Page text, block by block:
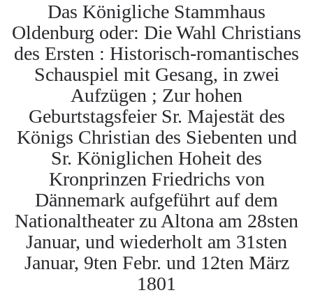
Das Königliche Stammhaus
Oldenburg oder: Die Wahl Christians
des Ersten : Historisch-romantisches
Schauspiel mit Gesang, in zwei
Aufzügen ; Zur hohen
Geburtstagsfeier Sr. Majestät des
Königs Christian des Siebenten und
Sr. Königlichen Hoheit des
Kronprinzen Friedrichs von
Dännemark aufgeführt auf dem
Nationaltheater zu Altona am 28sten
Januar, und wiederholt am 31sten
Januar, 9ten Febr. und 12ten März
1801